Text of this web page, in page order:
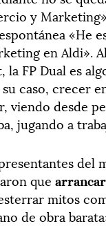
y
«He
en Aldi».
la FP Dual es
caso, crecer
viendo desde
jugando a
del
que arrancar
mitos
de obra